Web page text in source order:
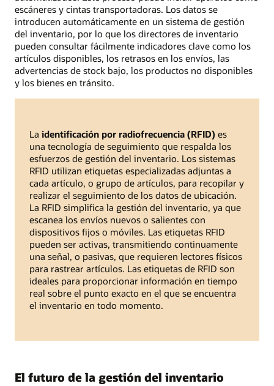
escáneres y cintas transportadoras. Los datos se
introducen automáticamente en un sistema de gestión
del inventario, por lo que los directores de inventario
pueden consultar fácilmente indicadores clave como los
artículos disponibles, los retrasos en los envíos, las
advertencias de stock bajo, los productos no disponibles
y los bienes en tránsito.
La identificación por radiofrecuencia (RFID) es
una tecnología de seguimiento que respalda los
esfuerzos de gestión del inventario. Los sistemas
RFID utilizan etiquetas especializadas adjuntas a
cada artículo, o grupo de artículos, para recopilar y
realizar el seguimiento de los datos de ubicación.
La RFID simplifica la gestión del inventario, ya que
escanea los envíos nuevos o salientes con
dispositivos fijos o móviles. Las etiquetas RFID
pueden ser activas, transmitiendo continuamente
una señal, o pasivas, que requieren lectores físicos
para rastrear artículos. Las etiquetas de RFID son
ideales para proporcionar información en tiempo
real sobre el punto exacto en el que se encuentra
el inventario en todo momento.
El futuro de la gestión del inventario